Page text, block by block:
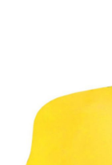
Terra
Sovranità
Alimentare